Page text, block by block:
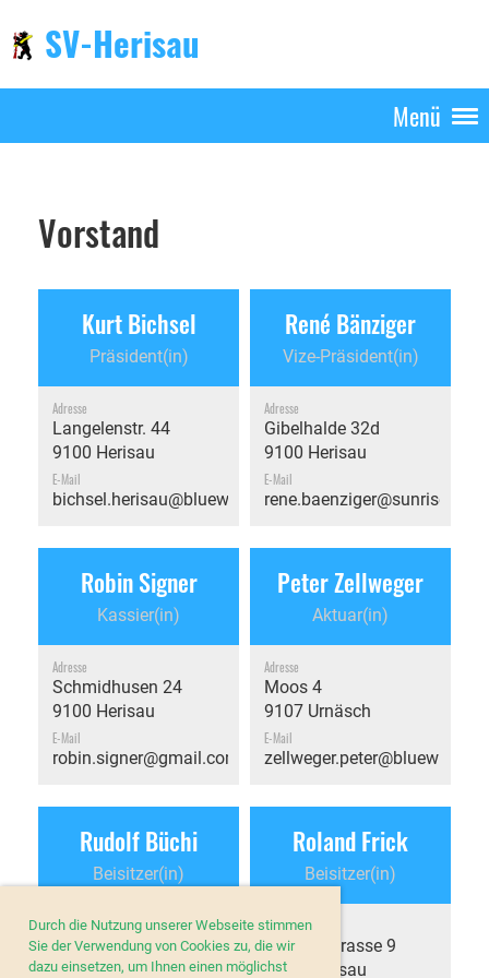
Durch die Nutzung unserer Webseite stimmen
Sie der Verwendung von Cookies zu, die wir
dazu einsetzen, um Ihnen einen möglichst
SV-Herisau
Menü
Vorstand
Kurt Bichsel
Präsident(in)
Adresse
Langelenstr. 44
9100 Herisau
E-Mail
bichsel.herisau@bluewin.ch
René Bänziger
Vize-Präsident(in)
Adresse
Gibelhalde 32d
9100 Herisau
E-Mail
rene.baenziger@sunrise.ch
Robin Signer
Kassier(in)
Adresse
Schmidhusen 24
9100 Herisau
E-Mail
robin.signer@gmail.com
Peter Zellweger
Aktuar(in)
Adresse
Moos 4
9107 Urnäsch
E-Mail
zellweger.peter@bluewin.ch
Rudolf Büchi
Beisitzer(in)
Adresse
Neue Steig 2A
9100 Herisau
Roland Frick
Beisitzer(in)
Adresse
Triangelstrasse 9
9100 Herisau